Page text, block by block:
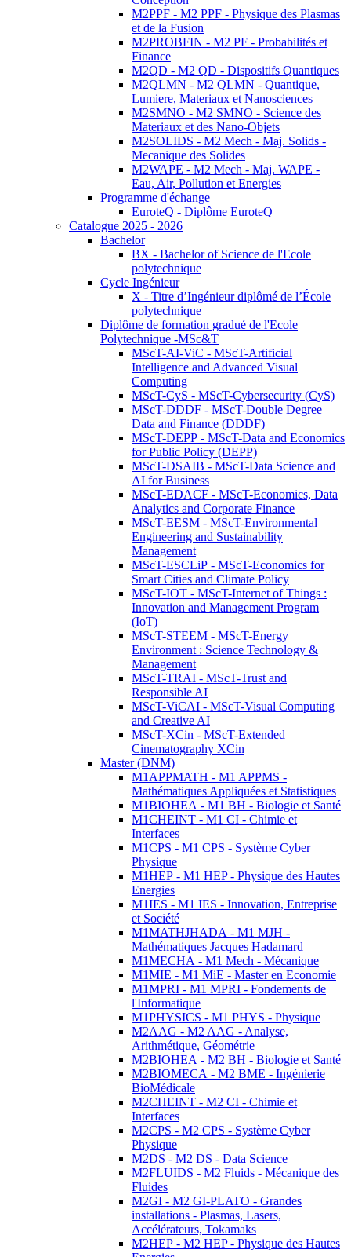
M2PPF - M2 PPF - Physique des Plasmas
et de la Fusion
M2PROBFIN - M2 PF - Probabilités et
Finance
M2QD - M2 QD - Dispositifs Quantiques
M2QLMN - M2 QLMN - Quantique,
Lumiere, Materiaux et Nanosciences
M2SMNO - M2 SMNO - Science des
Materiaux et des Nano-Objets
M2SOLIDS - M2 Mech - Maj. Solids -
Mecanique des Solides
M2WAPE - M2 Mech - Maj. WAPE -
Eau, Air, Pollution et Energies
Programme d'échange
EuroteQ - Diplôme EuroteQ
Catalogue 2025 - 2026
Bachelor
BX - Bachelor of Science de l'Ecole
polytechnique
Cycle Ingénieur
X - Titre d’Ingénieur diplômé de l’École
polytechnique
Diplôme de formation gradué de l'Ecole
Polytechnique -MSc&T
MScT-AI-ViC - MScT-Artificial
Intelligence and Advanced Visual
Computing
MScT-CyS - MScT-Cybersecurity (CyS)
MScT-DDDF - MScT-Double Degree
Data and Finance (DDDF)
MScT-DEPP - MScT-Data and Economics
for Public Policy (DEPP)
MScT-DSAIB - MScT-Data Science and
AI for Business
MScT-EDACF - MScT-Economics, Data
Analytics and Corporate Finance
MScT-EESM - MScT-Environmental
Engineering and Sustainability
Management
MScT-ESCLiP - MScT-Economics for
Smart Cities and Climate Policy
MScT-IOT - MScT-Internet of Things :
Innovation and Management Program
(IoT)
MScT-STEEM - MScT-Energy
Environment : Science Technology &
Management
MScT-TRAI - MScT-Trust and
Responsible AI
MScT-ViCAI - MScT-Visual Computing
and Creative AI
MScT-XCin - MScT-Extended
Cinematography XCin
Master (DNM)
M1APPMATH - M1 APPMS -
Mathématiques Appliquées et Statistiques
M1BIOHEA - M1 BH - Biologie et Santé
M1CHEINT - M1 CI - Chimie et
Interfaces
M1CPS - M1 CPS - Système Cyber
Physique
M1HEP - M1 HEP - Physique des Hautes
Energies
M1IES - M1 IES - Innovation, Entreprise
et Société
M1MATHJHADA - M1 MJH -
Mathématiques Jacques Hadamard
M1MECHA - M1 Mech - Mécanique
M1MIE - M1 MiE - Master en Economie
M1MPRI - M1 MPRI - Fondements de
l'Informatique
M1PHYSICS - M1 PHYS - Physique
M2AAG - M2 AAG - Analyse,
Arithmétique, Géométrie
M2BIOHEA - M2 BH - Biologie et Santé
M2BIOMECA - M2 BME - Ingénierie
BioMédicale
M2CHEINT - M2 CI - Chimie et
Interfaces
M2CPS - M2 CPS - Système Cyber
Physique
M2DS - M2 DS - Data Science
M2FLUIDS - M2 Fluids - Mécanique des
Fluides
M2GI - M2 GI-PLATO - Grandes
installations - Plasmas, Lasers,
Accélérateurs, Tokamaks
M2HEP - M2 HEP - Physique des Hautes